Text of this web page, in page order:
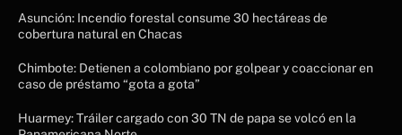
Asunción: Incendio forestal consume 30 hectáreas de
cobertura natural en Chacas
Chimbote: Detienen a colombiano por golpear y coaccionar en
caso de préstamo “gota a gota”
Huarmey: Tráiler cargado con 30 TN de papa se volcó en la